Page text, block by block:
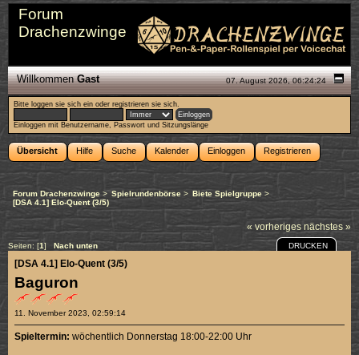
Forum
Drachenzwinge
07. August 2026, 06:24:24
WillkommenGast
Bitte loggen sie sich ein oderregistrieren sie sich.
Einloggen mit Benutzername, Passwort und Sitzungslänge
Übersicht Hilfe Suche Kalender Einloggen Registrieren
Forum Drachenzwinge > Spielrundenbörse> Biete Spielgruppe>
[DSA 4.1] Elo-Quent (3/5)
« vorheriges nächstes »
Seiten: [1] Nach unten DRUCKEN
Baguron
11. November 2023, 02:59:14
[DSA 4.1] Elo-Quent (3/5)
Spieltermin: wöchentlich Donnerstag 18:00-22:00 Uhr